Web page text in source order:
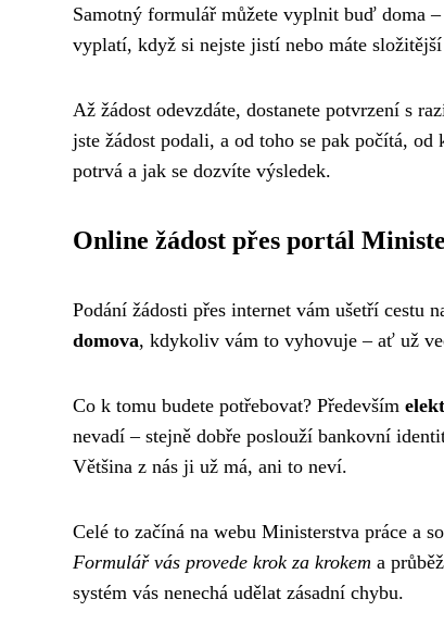
Samotný formulář můžete vyplnit buď doma
vyplatí, když si nejste jistí nebo máte
Až žádost odevzdáte, dostanete potvrzení s
jste žádost podali, a od toho se pak počítá,
potrvá a jak se dozvíte výsledek.
Online žádost přes portál
Podání žádosti přes internet vám ušetří cestu
domova, kdykoliv vám to vyhovuje – ať už
Co k tomu budete potřebovat? Především
nevadí – stejně dobře poslouží bankovní
Většina z nás ji už má, ani to neví.
Celé to začíná na webu Ministerstva práce a
Formulář vás provede krok za krokem a
systém vás nenechá udělat zásadní chybu.